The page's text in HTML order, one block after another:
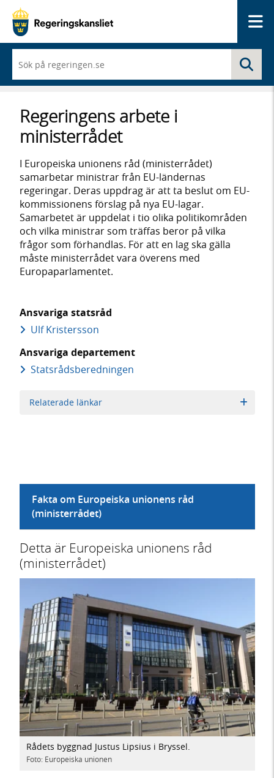
du
börjar
skriva
framträder
en
lista
sökförslag
Regeringens arbete i
ministerrådet
I Europeiska unionens råd (ministerrådet)
samarbetar ministrar från EU-ländernas
regeringar. Deras uppdrag är att ta beslut om EU-
kommissionens förslag på nya EU-lagar.
Samarbetet är uppdelat i tio olika politikområden
och vilka ministrar som träffas beror på vilka
frågor som förhandlas. För att en lag ska gälla
måste ministerrådet vara överens med
Europaparlamentet.
Ansvariga statsråd
Ulf Kristersson
Ansvariga departement
Statsrådsberedningen
Relaterade länkar
Fakta om Europeiska unionens råd
(ministerrådet)
Detta är Europeiska unionens råd
(ministerrådet)
Rådets byggnad Justus Lipsius i Bryssel.
Foto: Europeiska unionen